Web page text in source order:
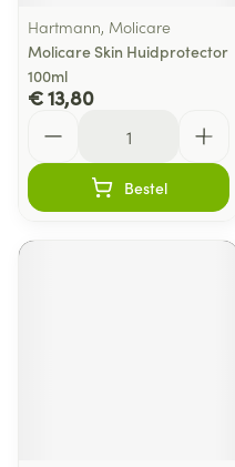
Hartmann, Molicare
Molicare Skin Huidprotector
100ml
€ 13,80
Bestel